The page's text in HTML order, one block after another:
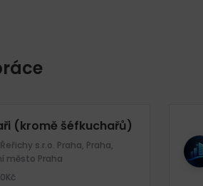
(kromě šéfkuchařů)
s.r.o. Praha, Praha,
město Praha